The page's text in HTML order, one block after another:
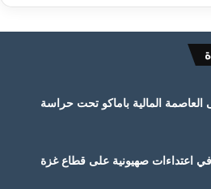
إلى العاصمة المالية باماكو تحت حراسة
اعتداءات صهيونية على قطاع غزة